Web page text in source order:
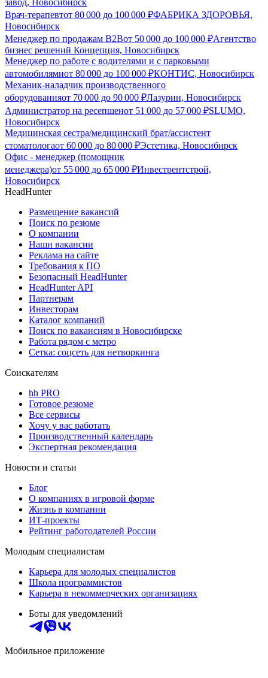
завод, Новосибирск
Врач-терапевтот 80 000 до 100 000 ₽ФАБРИКА ЗДОРОВЬЯ,
Новосибирск
Менеджер по продажам B2Bот 50 000 до 100 000 ₽Агентство
бизнес решений Концепция, Новосибирск
Менеджер по работе с водителями и с парковыми
автомобилямиот 80 000 до 100 000 ₽КОНТИС, Новосибирск
Механик-наладчик производственного
оборудованияот 70 000 до 90 000 ₽Лазурин, Новосибирск
Администратор на ресепшенот 51 000 до 57 000 ₽SLUMO,
Новосибирск
Медицинская сестра/медицинский брат/ассистент
стоматологаот 60 000 до 80 000 ₽Эстетика, Новосибирск
Офис - менеджер (помощник
менеджера)от 55 000 до 65 000 ₽Инвестрентстрой,
Новосибирск
HeadHunter
Размещение вакансий
Поиск по резюме
О компании
Наши вакансии
Реклама на сайте
Требования к ПО
Безопасный HeadHunter
HeadHunter API
Партнерам
Инвесторам
Каталог компаний
Поиск по вакансиям в Новосибирске
Работа рядом с метро
Сетка: соцсеть для нетворкинга
Соискателям
hh PRO
Готовое резюме
Все сервисы
Хочу у вас работать
Производственный календарь
Экспертная рекомендация
Новости и статьи
Блог
О компаниях в игровой форме
Жизнь в компании
ИТ-проекты
Рейтинг работодателей России
Молодым специалистам
Карьера для молодых специалистов
Школа программистов
Карьера в некоммерческих организациях
Боты для уведомлений
Мобильное приложение